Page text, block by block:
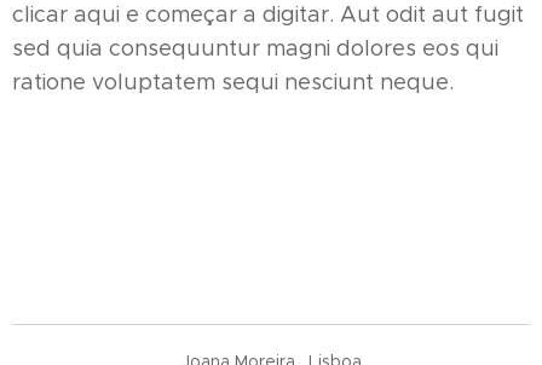
clicar aqui e começar a digitar. Aut odit aut fugit
sed quia consequuntur magni dolores eos qui
ratione voluptatem sequi nesciunt neque.